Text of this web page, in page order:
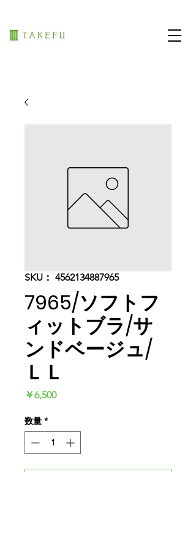
SKU： 4562134887965
7965/ソフトフ
ィットブラ/サ
ンドベージュ/
ＬＬ
￥6,500価
数量 *